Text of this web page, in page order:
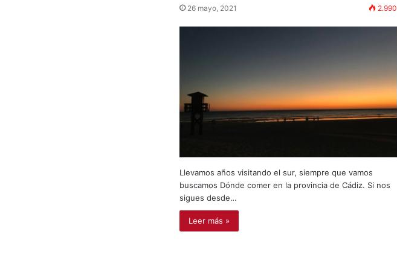
26 mayo, 2021 2.990
Llevamos años visitando el sur, siempre que vamos
buscamos Dónde comer en la provincia de Cádiz. Si nos
sigues desde…
Leer más »